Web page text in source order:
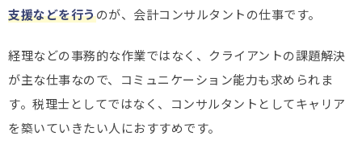
支援などを行うのが、会計コンサルタントの仕事です。
経理などの事務的な作業ではなく、クライアントの課題解決
が主な仕事なので、コミュニケーション能力も求められま
す。税理士としてではなく、コンサルタントとしてキャリア
を築いていきたい人におすすめです。